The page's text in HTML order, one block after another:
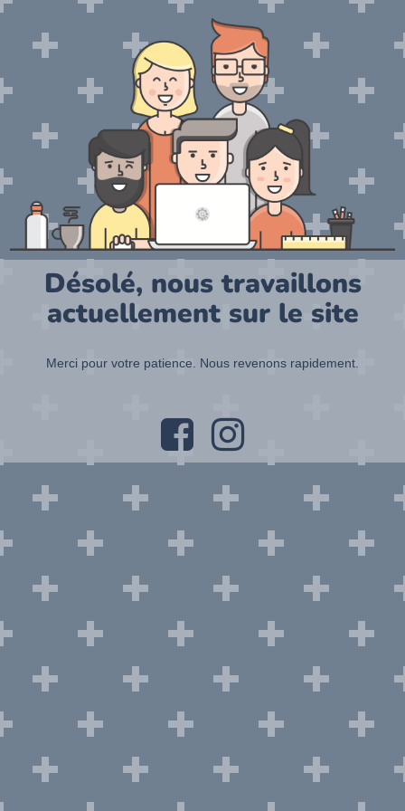
Désolé, nous travaillons
actuellement sur le site
Merci pour votre patience. Nous revenons rapidement.